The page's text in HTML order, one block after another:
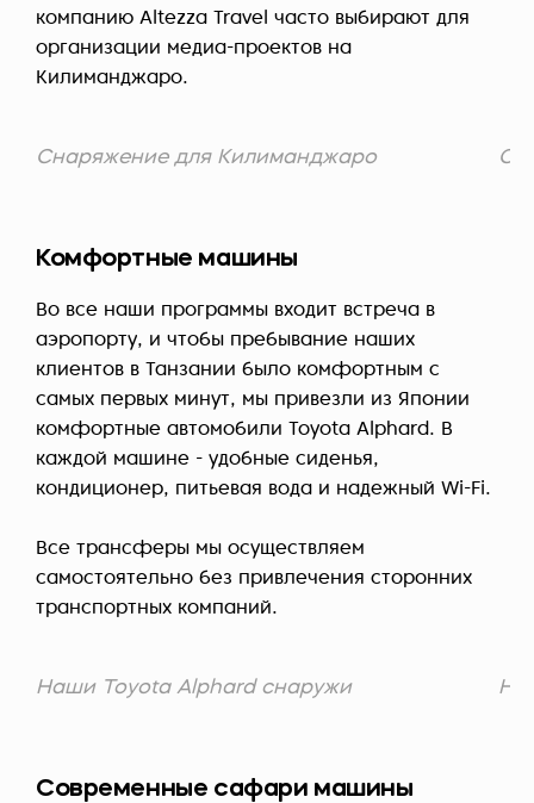
компанию Altezza Travel часто выбирают для
организации медиа-проектов на
Килиманджаро.
Снаряжение для Килиманджаро
Комфортные машины
Во все наши программы входит встреча в
аэропорту, и чтобы пребывание наших
клиентов в Танзании было комфортным с
самых первых минут, мы привезли из Японии
комфортные автомобили Toyota Alphard. В
каждой машине - удобные сиденья,
кондиционер, питьевая вода и надежный Wi-Fi.
Все трансферы мы осуществляем
самостоятельно без привлечения сторонних
транспортных компаний.
Наши Toyota Alphard снаружи
Современные сафари машины